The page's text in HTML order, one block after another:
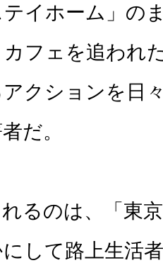
イホーム」の
フェを追われ
クションを日
だ。
るのは、「東
して路上生活